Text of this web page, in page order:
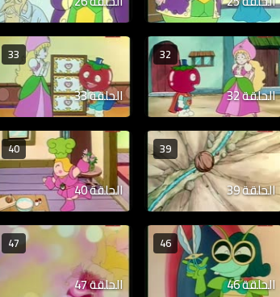
32
الحلقة 32
33
الحلقة 33
39
الحلقة 39
40
الحلقة 40
46
الحلقة 46
47
الحلقة 47